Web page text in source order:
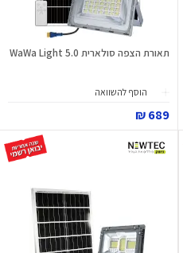
תאורת הצפה סולארית WaWa Light 5.0
הוסף להשוואה
689 ₪